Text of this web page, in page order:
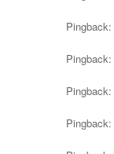
Pingback:
Pingback:
Pingback:
Pingback: